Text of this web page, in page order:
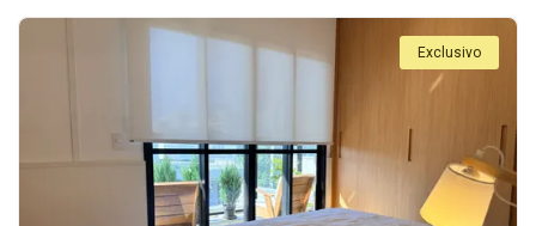
Exclusivo